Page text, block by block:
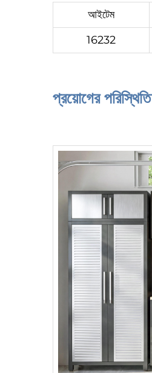
আইটেম
16232
প্রয়োগের পরিস্থিতি